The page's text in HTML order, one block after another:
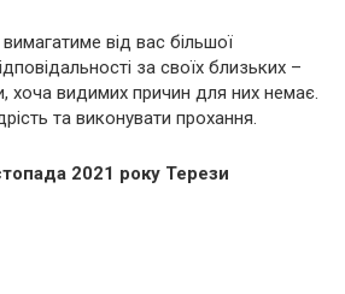
від вас більшої
за своїх близьких –
хоча видимих ​​причин для них немає.
та виконувати прохання.
2021 року Терези